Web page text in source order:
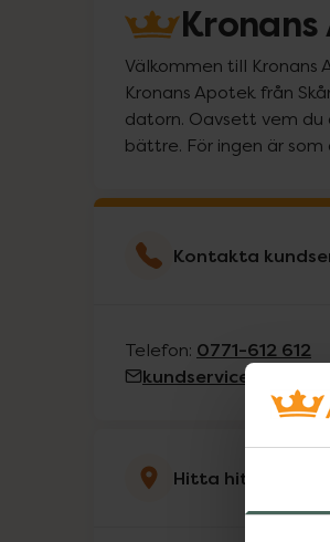
Välkommen till Kronans
Kronans Apotek från
datorn. Oavsett vem
bättre. För ingen är
Kontakta
Telefon: 0771-612 612
Hitta hit